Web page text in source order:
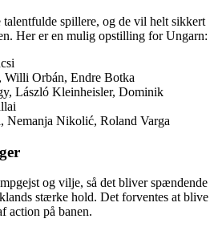
spillere, og de vil helt sikkert
Her er en mulig opstilling for Ungarn:
Willi Orbán, Endre Botka
László Kleinheisler, Dominik
Nemanja Nikolić, Roland Varga
og vilje, så det bliver spændende
stærke hold. Det forventes at blive
action på banen.